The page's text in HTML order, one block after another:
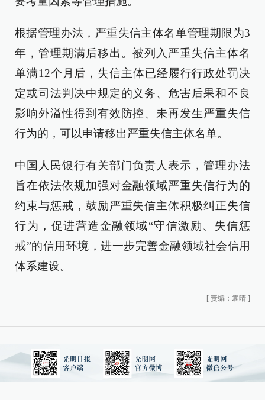
根据管理办法，严重失信主体名单管理期限为3
年，管理期满后移出。被列入严重失信主体名
单满12个月后，失信主体已经履行行政处罚决
定或司法判决中规定的义务、危害后果和不良
影响外溢性得到有效防控、未再发生严重失信
行为的，可以申请移出严重失信主体名单。
中国人民银行有关部门负责人表示，管理办法
旨在依法依规加强对金融领域严重失信行为的
约束与惩戒，鼓励严重失信主体积极纠正失信
行为，促进营造金融领域“守信激励、失信惩
戒”的信用环境，进一步完善金融领域社会信用
体系建设。
[ 责编：袁晴 ]